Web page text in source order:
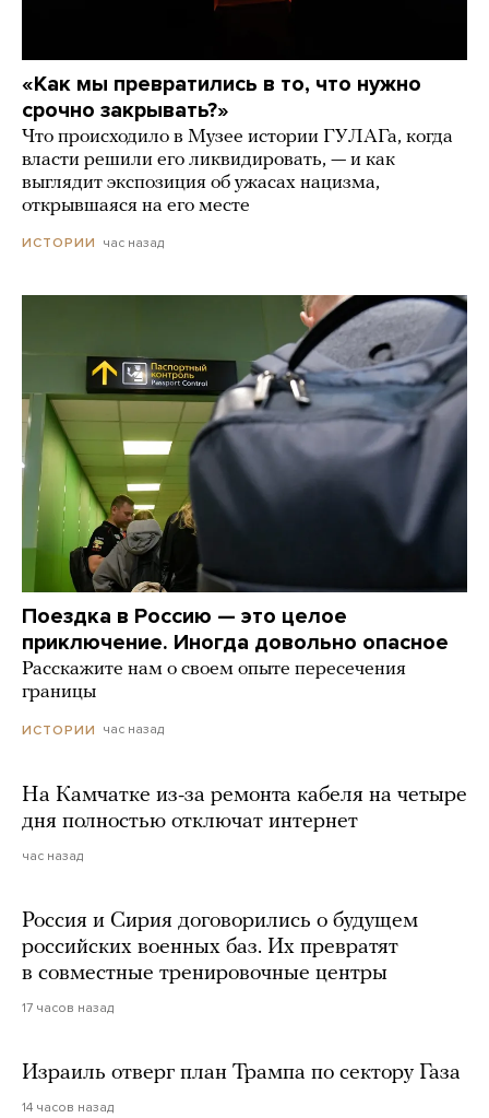
«Как мы превратились в то, что нужно
срочно закрывать?»
Что происходило в Музее истории ГУЛАГа, когда
власти решили его ликвидировать, — и как
выглядит экспозиция об ужасах нацизма,
открывшаяся на его месте
ИСТОРИИ час назад
Поездка в Россию — это целое
приключение. Иногда довольно опасное
Расскажите нам о своем опыте пересечения
границы
ИСТОРИИ час назад
На Камчатке из-за ремонта кабеля на четыре
дня полностью отключат интернет
час назад
Россия и Сирия договорились о будущем
российских военных баз. Их превратят
в совместные тренировочные центры
17 часов назад
Израиль отверг план Трампа по сектору Газа
14 часов назад